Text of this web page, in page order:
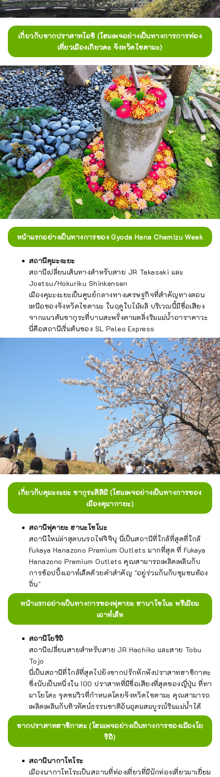
เกี่ยวกับซากปราสาทโอชิ (โฮมเพจอย่างเป็นทางการการท่อง
เที่ยวเมืองเกียวดะ จังหวัดไซตามะ)
หน้าแรกอย่างเป็นทางการของ Gyoda Hana Chemizu Week
สถานีคุมะงะยะ
สถานีเปลี่ยนเส้นทางสำหรับสาย JR Takasaki และ
Joetsu/Hokuriku Shinkansen
เมืองคุมะงะยะเป็นศูนย์กลางทางเศรษฐกิจที่สำคัญทางตอน
เหนือของจังหวัดไซตามะ ในฤดูใบไม้ผลิ บริเวณนี้มีชื่อเสียง
จากแนวต้นซากุระที่บานสะพรั่งตามตลิ่งริมแม่น้ำอาราคาวะ
นี่คือสถานีเริ่มต้นของ SL Paleo Express
เกี่ยวกับคุมะงะยะ ซากุระสึสึมิ (โฮมเพจอย่างเป็นทางการของ
เมืองคุมากายะ)
สถานีฟุคายะ ฮานะโซโนะ
สถานีใหม่ล่าสุดบนรถไฟจิจิบุ นี่เป็นสถานีที่ใกล้ที่สุดที่ใกล้
Fukaya Hanazono Premium Outlets มากที่สุด ที่ Fukaya
Hanazono Premium Outlets คุณสามารถเพลิดเพลินกับ
การช้อปปิ้งเอาท์เล็ตด้วยคำสำคัญ "อยู่ร่วมกันกับชุมชนท้อง
ถิ่น"
หน้าแรกอย่างเป็นทางการของฟุคายะ ฮานาโซโนะ พรีเมียม
เอาท์เล็ท
สถานีโยริอิ
สถานีเปลี่ยนสายสำหรับสาย JR Hachiko และสาย Tobu
Tojo
นี่เป็นสถานีที่ใกล้ที่สุดไปยังซากปรักหักพังปราสาทฮาชิกาตะ
ซึ่งนับเป็นหนึ่งใน 100 ปราสาทที่มีชื่อเสียงที่สุดของญี่ปุ่น ที่ทา
มาโยโดะ จุดชมวิวที่กำหนดโดยจังหวัดไซตามะ คุณสามารถ
เพลิดเพลินกับทิวทัศน์ธรรมชาติอันอุดมสมบูรณ์ริมแม่น้ำได้
ซากปราสาทฮาชิกาตะ (โฮมเพจอย่างเป็นทางการของเมืองโย
ริอิ)
สถานีนากาโทโระ
เมืองนากาโทโระเป็นสถานที่ท่องเที่ยวที่มีนักท่องเที่ยวมาเยี่ยม